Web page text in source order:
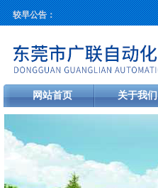
较早公告：
网站首页 关于我们